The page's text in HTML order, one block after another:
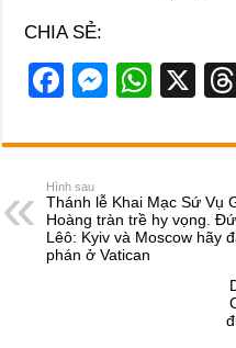
CHIA SẺ:
F
c
e
b
o
M
ss
n
g
W
at
A
p
X
Hình sau
Thánh lễ Khai Mạc Sứ Vụ
Hoàng tràn trề hy vọng.
Lêô: Kyiv và Moscow hãy
phán ở Vatican